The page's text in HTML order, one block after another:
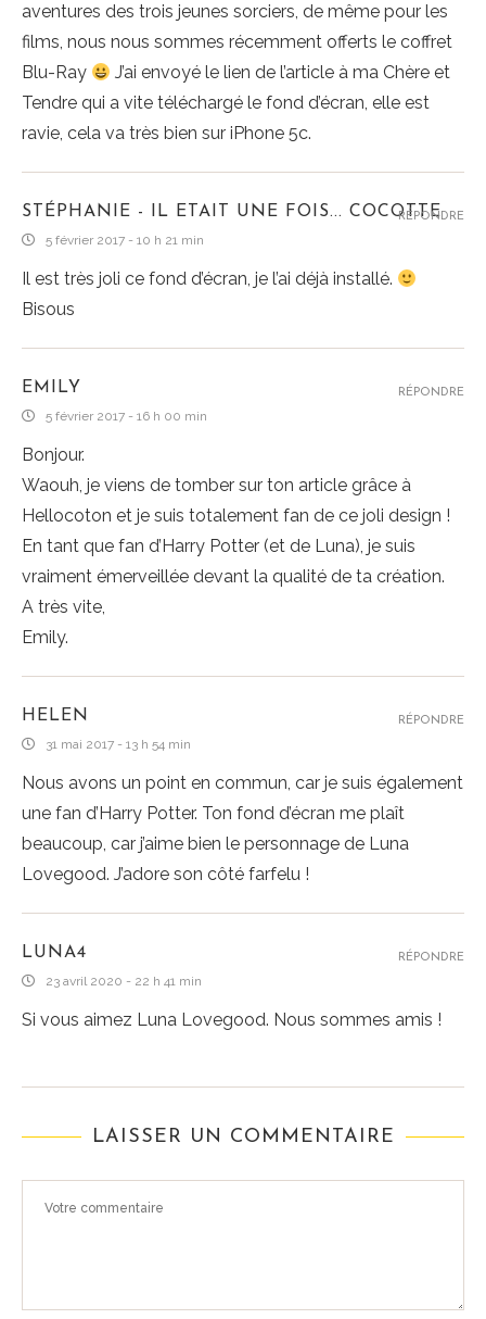
aventures des trois jeunes sorciers, de même pour les
films, nous nous sommes récemment offerts le coffret
Blu-Ray
J’ai envoyé le lien de l’article à ma Chère et
Tendre qui a vite téléchargé le fond d’écran, elle est
ravie, cela va très bien sur iPhone 5c.
STÉPHANIE - IL ETAIT UNE FOIS... COCOTTE
5 février 2017 - 10 h 21 min
Il est très joli ce fond d’écran, je l’ai déjà installé.
Bisous
RÉPONDRE
EMILY
5 février 2017 - 16 h 00 min
Bonjour.
Waouh, je viens de tomber sur ton article grâce à
Hellocoton et je suis totalement fan de ce joli design !
En tant que fan d’Harry Potter (et de Luna), je suis
vraiment émerveillée devant la qualité de ta création.
A très vite,
Emily.
RÉPONDRE
HELEN
31 mai 2017 - 13 h 54 min
Nous avons un point en commun, car je suis également
une fan d’Harry Potter. Ton fond d’écran me plaît
beaucoup, car j’aime bien le personnage de Luna
Lovegood. J’adore son côté farfelu !
RÉPONDRE
LUNA4
23 avril 2020 - 22 h 41 min
Si vous aimez Luna Lovegood. Nous sommes amis !
RÉPONDRE
LAISSER UN COMMENTAIRE